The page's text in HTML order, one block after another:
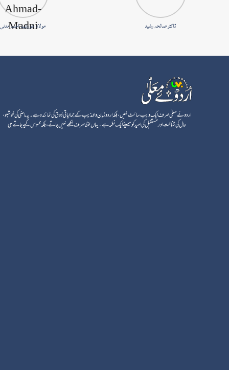
ڈاکٹر صالحہ رشید مولانا خورشید احمد مدنی
اردوئے معلٰی صرف ایک ویب سائٹ نہیں، بلکہ اردو زبان و تہذیب کے جمالیاتی ذوق کی نمائندہ ہے۔ یہ ماضی کی خوشبو،
حال کی شناخت اور مستقبل کی امید کو سمیٹے ایک نغمہ ہے۔ یہاں لفظ صرف لکھے نہیں جاتے، بلکہ محسوس کیے جاتے ہی